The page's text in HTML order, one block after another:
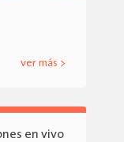
ver más >
en vivo